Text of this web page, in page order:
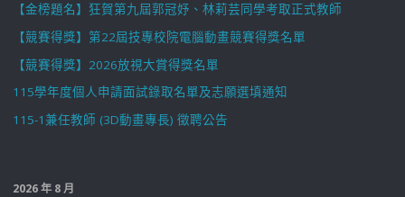
【金榜題名】狂賀第九屆郭冠妤、林莉芸同學考取正式教師
【競賽得獎】第22屆技專校院電腦動畫競賽得獎名單
【競賽得獎】2026放視大賞得獎名單
115學年度個人申請面試錄取名單及志願選填通知
115-1兼任教師 (3D動畫專長) 徵聘公告
2026 年 8 月